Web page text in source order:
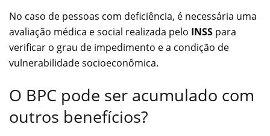
No caso de pessoas com deficiência, é necessária uma
avaliação médica e social realizada pelo INSS para
verificar o grau de impedimento e a condição de
vulnerabilidade socioeconômica.
O BPC pode ser acumulado com
outros benefícios?